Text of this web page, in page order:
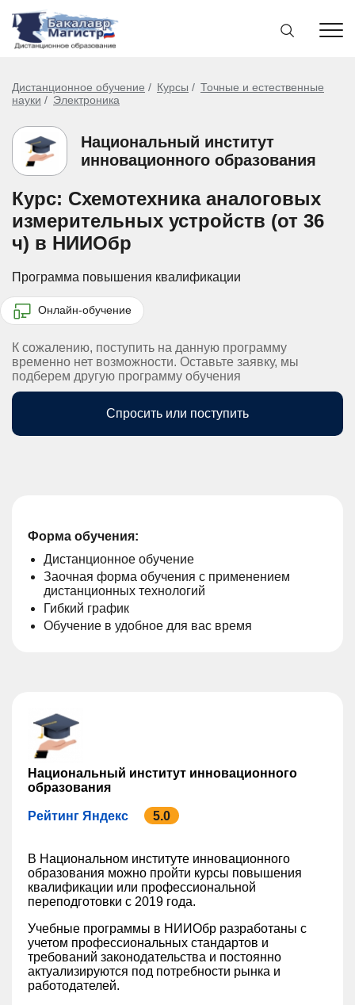
Дистанционное обучение Курсы
Точные и естественные
науки
Электроника
Национальный институт
инновационного образования
Курс: Схемотехника аналоговых
измерительных устройств (от 36
ч) в НИИОбр
Программа повышения квалификации
Онлайн-обучение
К сожалению, поступить на данную программу
временно нет возможности. Оставьте заявку, мы
подберем другую программу обучения
Спросить или поступить
Форма обучения:
Дистанционное обучение
Заочная форма обучения с применением
дистанционных технологий
Гибкий график
Обучение в удобное для вас время
Национальный институт инновационного
образования
Рейтинг Яндекс 5.0
В Национальном институте инновационного
образования можно пройти курсы повышения
квалификации или профессиональной
переподготовки с 2019 года.
Учебные программы в НИИОбр разработаны с
учетом профессиональных стандартов и
требований законодательства и постоянно
актуализируются под потребности рынка и
работодателей.